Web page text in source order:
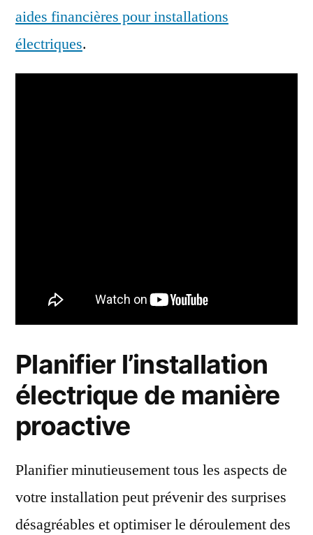
aides financières pour installations
électriques.
Planifier l’installation
électrique de manière
proactive
Planifier minutieusement tous les aspects de
votre installation peut prévenir des surprises
désagréables et optimiser le déroulement des